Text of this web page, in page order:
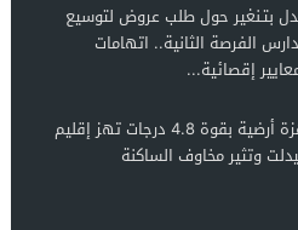
بتـنغير حول طلب عروض لتوسيع
الفرصة الثانية.. اتهامات
إقصائية...
هزة أرضية بقوة 4.8 درجات تهز إقليم
وتثير مخاوف الساكنة